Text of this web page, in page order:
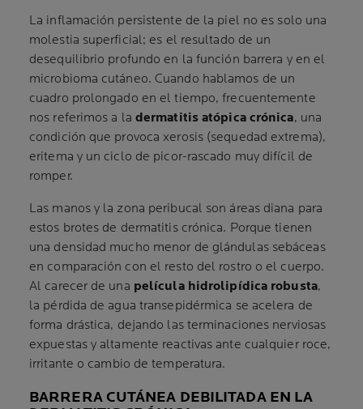
La inflamación persistente de la piel no es solo una
molestia superficial; es el resultado de un
desequilibrio profundo en la función barrera y en el
microbioma cutáneo. Cuando hablamos de un
cuadro prolongado en el tiempo, frecuentemente
nos referimos a la dermatitis atópica crónica, una
condición que provoca xerosis (sequedad extrema),
eritema y un ciclo de picor-rascado muy difícil de
romper.
Las manos y la zona peribucal son áreas diana para
estos brotes de dermatitis crónica. Porque tienen
una densidad mucho menor de glándulas sebáceas
en comparación con el resto del rostro o el cuerpo.
Al carecer de una película hidrolipídica robusta,
la pérdida de agua transepidérmica se acelera de
forma drástica, dejando las terminaciones nerviosas
expuestas y altamente reactivas ante cualquier roce,
irritante o cambio de temperatura.
BARRERA CUTÁNEA DEBILITADA EN LA